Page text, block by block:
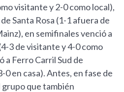
visitante y 2-0 como local),
Santa Rosa (1-1 afuera de
en semifinales venció a
3 de visitante y 4-0 como
a Ferro Carril Sud de
0 en casa). Antes, en fase de
grupo que también